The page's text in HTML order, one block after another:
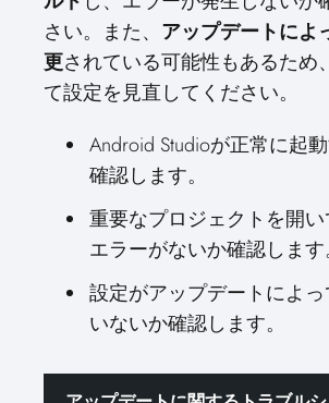
さい。また、 アップデートによ
更されている可能性もあるため
て設定を見直してください。
Android Studioが正常に起
確認します。
重要なプロジェクトを開い
エラーがないか確認します
設定がアップデートによ
いないか確認します。